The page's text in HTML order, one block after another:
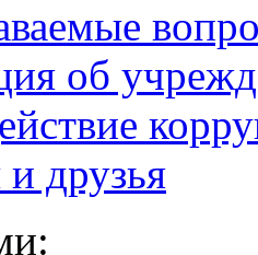
об
друзья